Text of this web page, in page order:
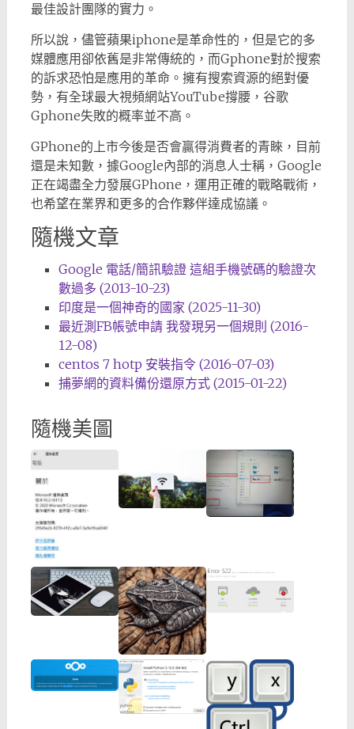
最佳設計團隊的實力。
所以說，儘管蘋果iphone是革命性的，但是它的多
媒體應用卻依舊是非常傳統的，而Gphone對於搜索
的訴求恐怕是應用的革命。擁有搜索資源的絕對優
勢，有全球最大視頻網站YouTube撐腰，谷歌
Gphone失敗的概率並不高。
GPhone的上市今後是否會贏得消費者的青睞，目前
還是未知數，據Google內部的消息人士稱，Google
正在竭盡全力發展GPhone，運用正確的戰略戰術，
也希望在業界和更多的合作夥伴達成協議。
隨機文章
Google 電話/簡訊驗證 這組手機號碼的驗證次
數過多 (2013-10-23)
印度是一個神奇的國家 (2025-11-30)
最近測FB帳號申請 我發現另一個規則 (2016-
12-08)
centos 7 hotp 安裝指令 (2016-07-03)
捕夢網的資料備份還原方式 (2015-01-22)
隨機美圖